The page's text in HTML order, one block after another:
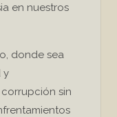
en nuestros
donde sea
y
sin